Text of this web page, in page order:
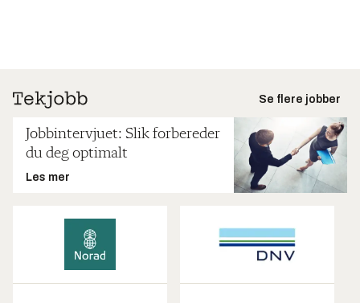
Se flere jobber
Jobbintervjuet: Slik forbereder
du deg optimalt
Les mer